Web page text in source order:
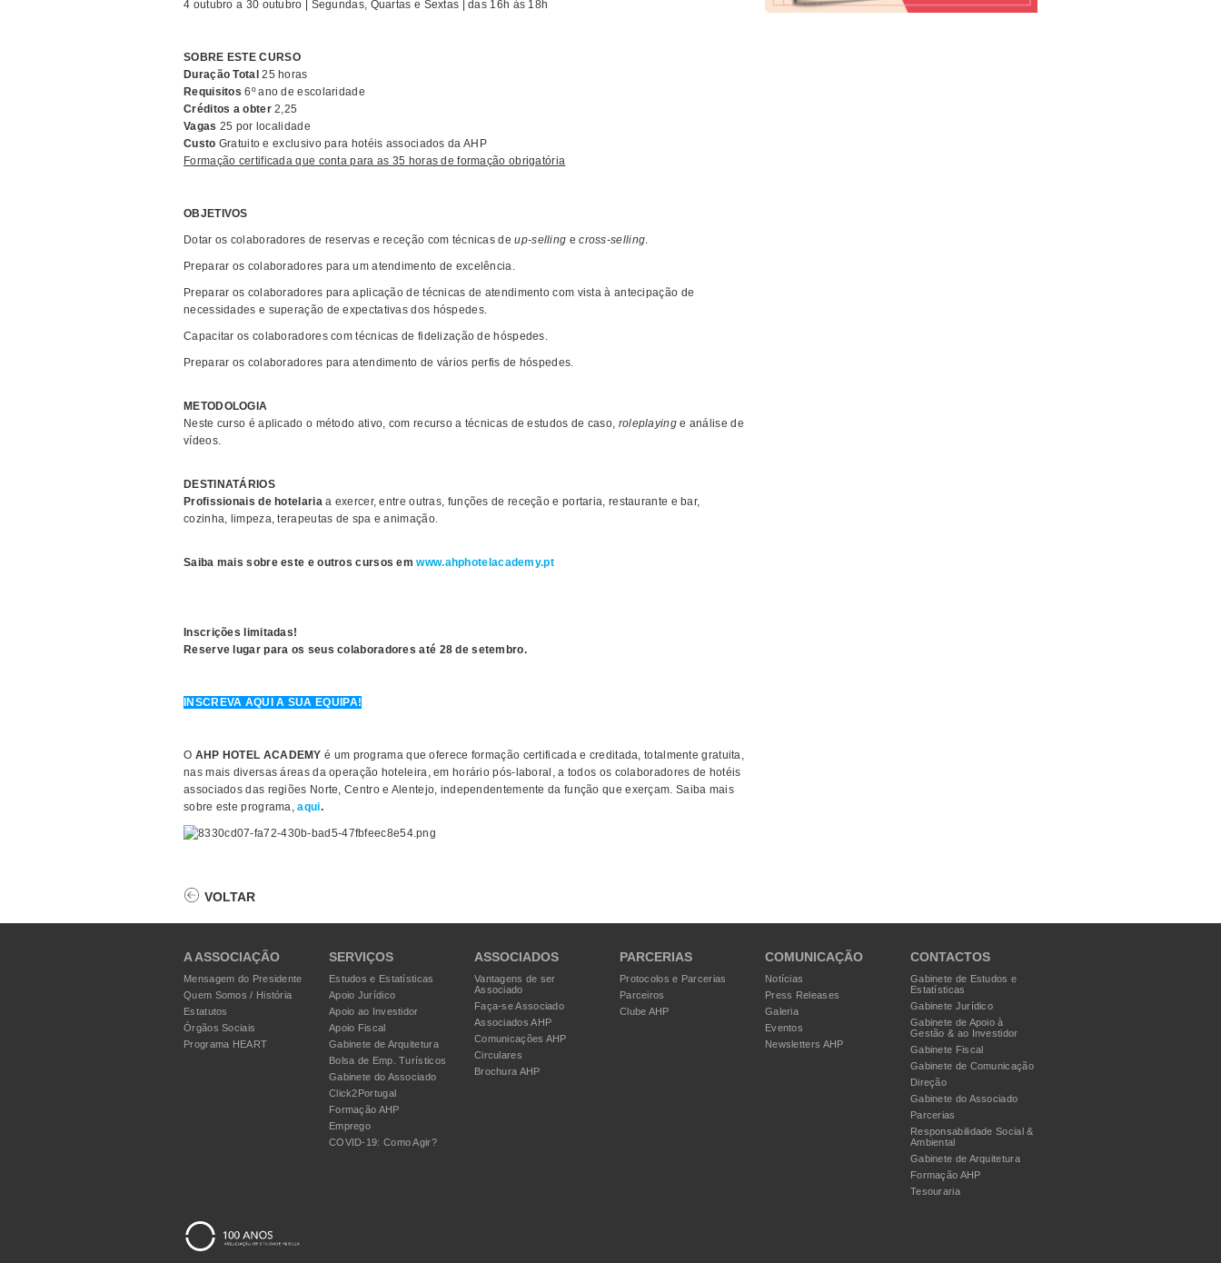
4 outubro a 30 outubro | Segundas, Quartas e Sextas | das 16h às 18h
SOBRE ESTE CURSO
Duração Total 25 horas
Requisitos 6º ano de escolaridade
Créditos a obter2,25
Vagas 25 por localidade
Custo Gratuito e exclusivo para hotéis associados da AHP
Formação certificada que conta para as 35 horas de formação obrigatória
OBJETIVOS
Dotar os colaboradores de reservas e receção com técnicas deup-selling ecross-selling.
Preparar os colaboradores para um atendimento de excelência.
Preparar os colaboradores para aplicação de técnicas de atendimento com vista à antecipação de
necessidades e superação de expectativas dos hóspedes.
Capacitar os colaboradores com técnicas de fidelização de hóspedes.
Preparar os colaboradores para atendimento de vários perfis de hóspedes.
METODOLOGIA
Neste curso é aplicado o método ativo, com recurso a técnicas de estudos de caso, roleplayinge análise de
vídeos.
DESTINATÁRIOS
Profissionais de hotelariaa exercer, entre outras, funções de receção e portaria, restaurante e bar,
cozinha, limpeza, terapeutas de spa e animação.
Saiba mais sobre este e outros cursos emwww.ahphotelacademy.pt
Inscrições limitadas!
Reserve lugar para os seus colaboradores até 28 de setembro.
INSCREVA AQUI A SUA EQUIPA!
O AHP HOTEL ACADEMY é um programa que oferece formação certificada e creditada, totalmente gratuita,
nas mais diversas áreas da operação hoteleira, em horário pós-laboral, a todos os colaboradores de hotéis
associados das regiões Norte, Centro e Alentejo, independentemente da função que exerçam. Saiba mais
sobre este programa,aqui.
VOLTAR
A ASSOCIAÇÃO
Mensagem do Presidente
Quem Somos / História
Estatutos
Órgãos Sociais
Programa HEART
SERVIÇOS
Estudos e Estatísticas
Apoio Jurídico
Apoio ao Investidor
Apoio Fiscal
Gabinete de Arquitetura
Bolsa de Emp. Turísticos
Gabinete do Associado
Click2Portugal
Formação AHP
Emprego
COVID-19: Como Agir?
ASSOCIADOS
Vantagens de ser
Associado
Faça-se Associado
Associados AHP
Comunicações AHP
Circulares
Brochura AHP
PARCERIAS
Protocolos e Parcerias
Parceiros
Clube AHP
COMUNICAÇÃO
Notícias
Press Releases
Galeria
Eventos
Newsletters AHP
CONTACTOS
Gabinete de Estudos e
Estatísticas
Gabinete Jurídico
Gabinete de Apoio à
Gestão & ao Investidor
Gabinete Fiscal
Gabinete de Comunicação
Direção
Gabinete do Associado
Parcerias
Responsabilidade Social &
Ambiental
Gabinete de Arquitetura
Formação AHP
Tesouraria